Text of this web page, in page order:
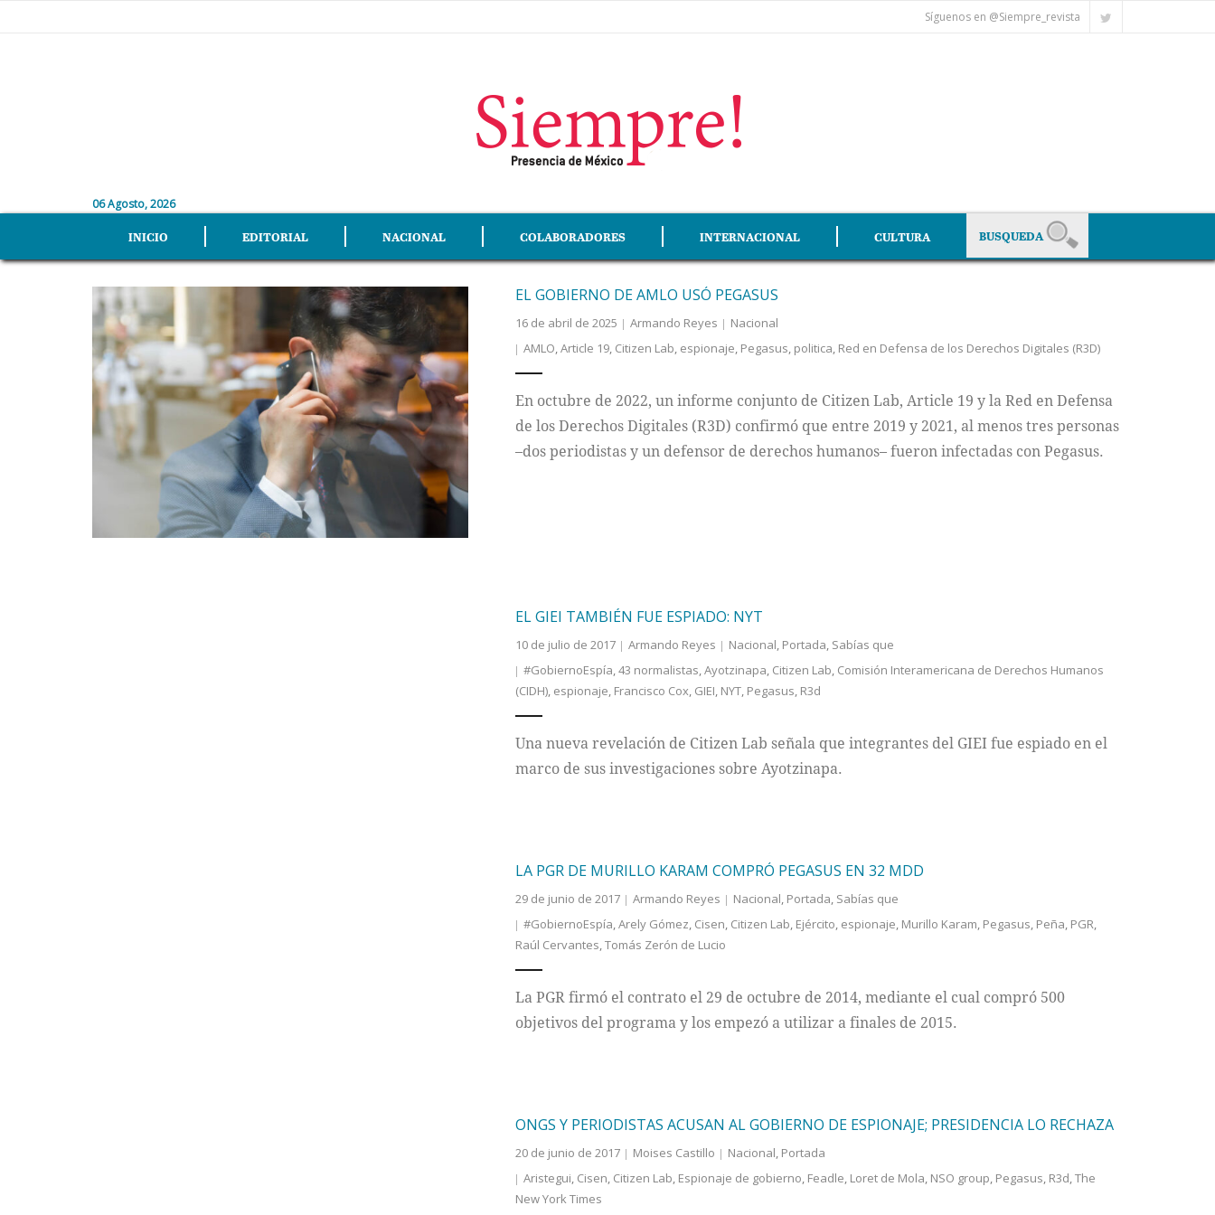
Síguenos en @Siempre_revista
06 Agosto, 2026
INICIO EDITORIAL NACIONAL COLABORADORES INTERNACIONAL CULTURA
EL GOBIERNO DE AMLO USÓ PEGASUS
16 de abril de 2025 Armando Reyes
Nacional
AMLO,Article 19, Citizen Lab, espionaje, Pegasus, politica, Red en Defensa de los Derechos Digitales (R3D)
En octubre de 2022, un informe conjunto de Citizen Lab, Article 19 y la Red en Defensa
de los Derechos Digitales (R3D) confirmó que entre 2019 y 2021, al menos tres personas
–dos periodistas y un defensor de derechos humanos– fueron infectadas con Pegasus.
EL GIEI TAMBIÉN FUE ESPIADO: NYT
10 de julio de 2017 Armando Reyes Nacional Portada Sabías que
#GobiernoEspía 43 normalistas Ayotzinapa Citizen Lab Comisión Interamericana de Derechos Humanos
(CIDH), espionaje Francisco Cox GIEI NYT, Pegasus R3d
Una nueva revelación de Citizen Lab señala que integrantes del GIEI fue espiado en el
marco de sus investigaciones sobre Ayotzinapa.
LA PGR DE MURILLO KARAM COMPRÓ PEGASUS EN 32 MDD
29 de junio de 2017 Armando Reyes Nacional Portada Sabías que
#GobiernoEspía Arely Gómez Cisen Citizen Lab Ejército espionaje Murillo Karam Pegasus Peña PGR
Raúl Cervantes Tomás Zerón de Lucio
La PGR firmó el contrato el 29 de octubre de 2014, mediante el cual compró 500
objetivos del programa y los empezó a utilizar a finales de 2015.
ONGS Y PERIODISTAS ACUSAN AL GOBIERNO DE ESPIONAJE; PRESIDENCIA LO RECHAZA
20 de junio de 2017 Moises Castillo Nacional Portada
Aristegui Cisen Citizen Lab Espionaje de gobierno Feadle Loret de Mola NSO group Pegasus R3d The
New York Times